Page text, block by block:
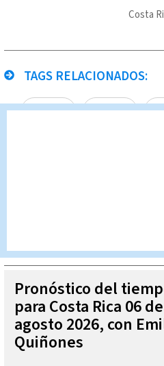
Costa
TAGS RELACIONADOS:
Cultura museo
Queda prohibida la
Pronóstico del
para Costa Rica 06 de
agosto 2026, con
Quiñones